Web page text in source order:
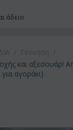
άδειο
και αξεσουάρ!
αγοράκι)